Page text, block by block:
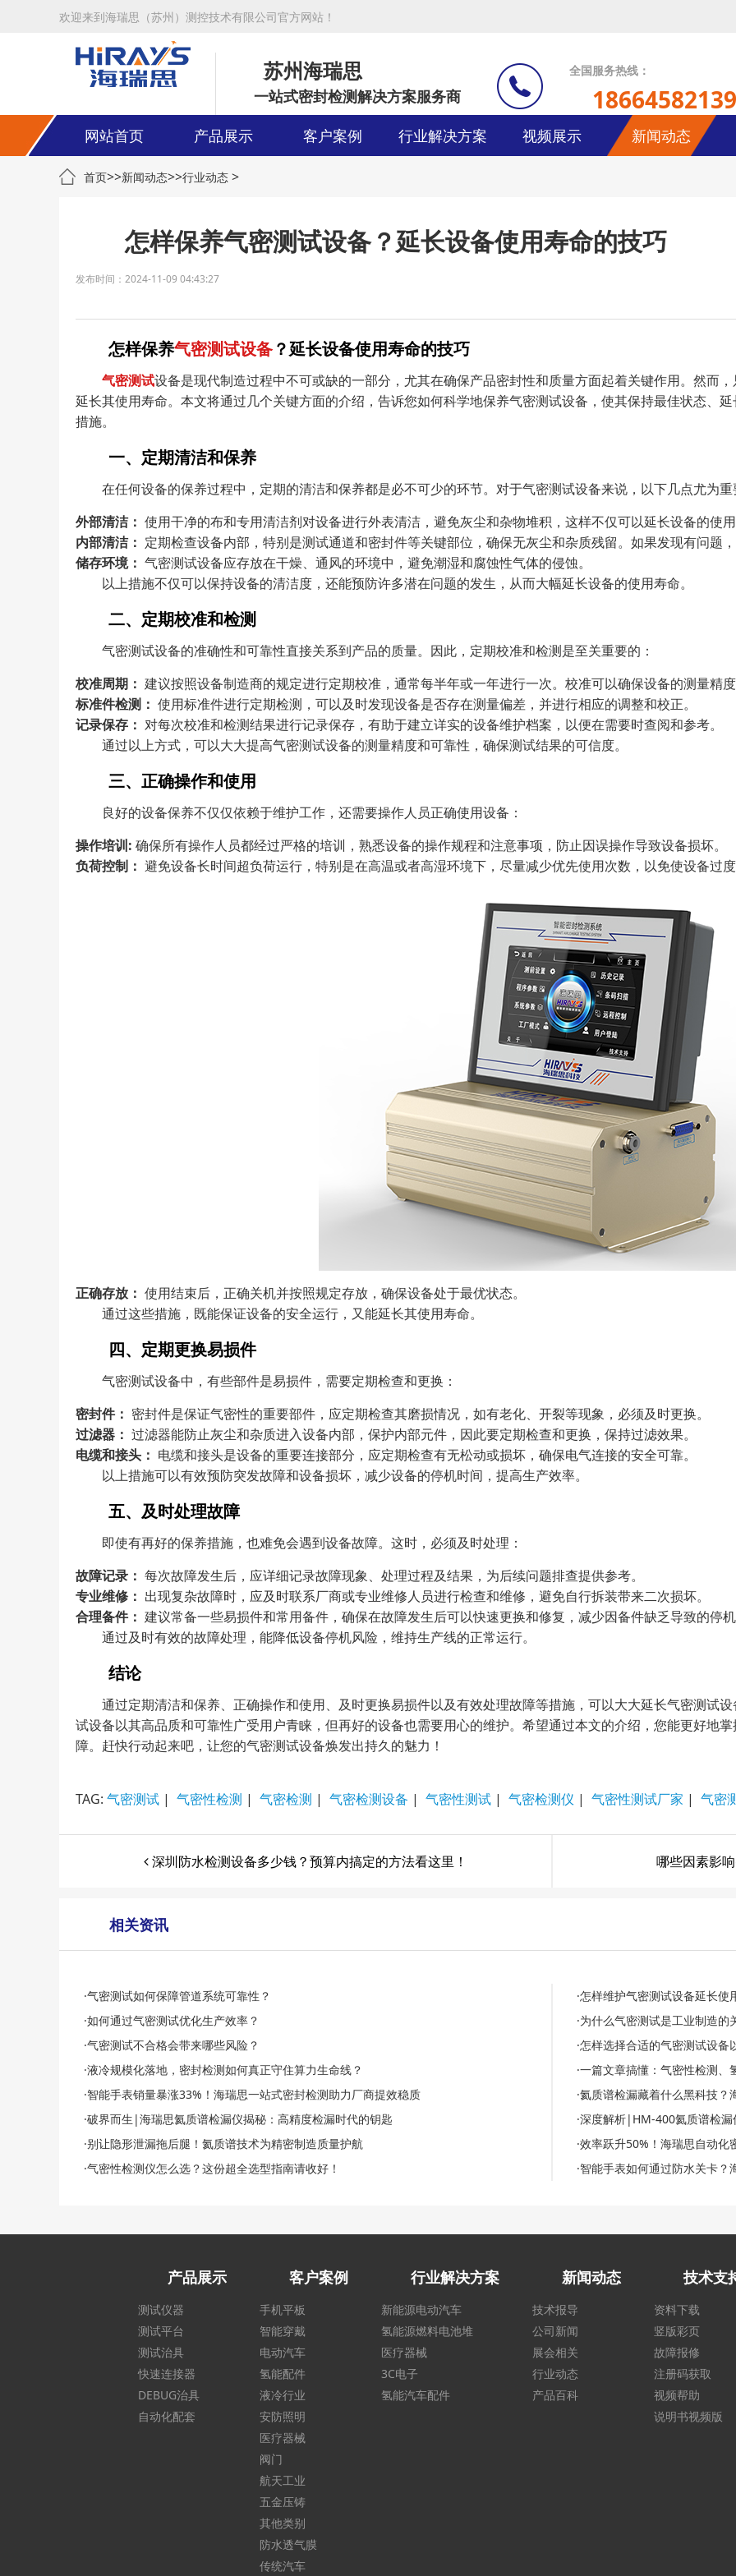
欢迎来到海瑞思（苏州）测控技术有限公司官方网站！
苏州海瑞思
一站式密封检测解决方案服务商
全国服务热线：
18664582139
网站首页 产品展示 客户案例 行业解决方案 视频展示 新闻动态
首页>>新闻动态>>行业动态 >
怎样保养气密测试设备？延长设备使用寿命的技巧
发布时间：2024-11-09 04:43:27
怎样保养气密测试设备？延长设备使用寿命的技巧
气密测试设备是现代制造过程中不可或缺的一部分，尤其在确保产品密封性和质量方面起着关键作用。然而
延长其使用寿命。本文将通过几个关键方面的介绍，告诉您如何科学地保养气密测试设备，使其保持最佳状态、
措施。
一、定期清洁和保养
在任何设备的保养过程中，定期的清洁和保养都是必不可少的环节。对于气密测试设备来说，以下几点尤为
外部清洁： 使用干净的布和专用清洁剂对设备进行外表清洁，避免灰尘和杂物堆积，这样不仅可以延长设备的使
内部清洁： 定期检查设备内部，特别是测试通道和密封件等关键部位，确保无灰尘和杂质残留。如果发现有问题
储存环境： 气密测试设备应存放在干燥、通风的环境中，避免潮湿和腐蚀性气体的侵蚀。
以上措施不仅可以保持设备的清洁度，还能预防许多潜在问题的发生，从而大幅延长设备的使用寿命。
二、定期校准和检测
气密测试设备的准确性和可靠性直接关系到产品的质量。因此，定期校准和检测是至关重要的：
校准周期： 建议按照设备制造商的规定进行定期校准，通常每半年或一年进行一次。校准可以确保设备的测量精
标准件检测： 使用标准件进行定期检测，可以及时发现设备是否存在测量偏差，并进行相应的调整和校正。
记录保存： 对每次校准和检测结果进行记录保存，有助于建立详实的设备维护档案，以便在需要时查阅和参考。
通过以上方式，可以大大提高气密测试设备的测量精度和可靠性，确保测试结果的可信度。
三、正确操作和使用
良好的设备保养不仅仅依赖于维护工作，还需要操作人员正确使用设备：
操作培训: 确保所有操作人员都经过严格的培训，熟悉设备的操作规程和注意事项，防止因误操作导致设备损坏。
负荷控制： 避免设备长时间超负荷运行，特别是在高温或者高湿环境下，尽量减少优先使用次数，以免使设备过
正确存放： 使用结束后，正确关机并按照规定存放，确保设备处于最优状态。
通过这些措施，既能保证设备的安全运行，又能延长其使用寿命。
四、定期更换易损件
气密测试设备中，有些部件是易损件，需要定期检查和更换：
密封件： 密封件是保证气密性的重要部件，应定期检查其磨损情况，如有老化、开裂等现象，必须及时更换。
过滤器： 过滤器能防止灰尘和杂质进入设备内部，保护内部元件，因此要定期检查和更换，保持过滤效果。
电缆和接头： 电缆和接头是设备的重要连接部分，应定期检查有无松动或损坏，确保电气连接的安全可靠。
以上措施可以有效预防突发故障和设备损坏，减少设备的停机时间，提高生产效率。
五、及时处理故障
即使有再好的保养措施，也难免会遇到设备故障。这时，必须及时处理：
故障记录： 每次故障发生后，应详细记录故障现象、处理过程及结果，为后续问题排查提供参考。
专业维修： 出现复杂故障时，应及时联系厂商或专业维修人员进行检查和维修，避免自行拆装带来二次损坏。
合理备件： 建议常备一些易损件和常用备件，确保在故障发生后可以快速更换和修复，减少因备件缺乏导致的停
通过及时有效的故障处理，能降低设备停机风险，维持生产线的正常运行。
结论
通过定期清洁和保养、正确操作和使用、及时更换易损件以及有效处理故障等措施，可以大大延长气密测试
试设备以其高品质和可靠性广受用户青睐，但再好的设备也需要用心的维护。希望通过本文的介绍，您能更好地
障。赶快行动起来吧，让您的气密测试设备焕发出持久的魅力！
TAG: 气密测试 | 气密性检测 | 气密检测 | 气密检测设备 | 气密性测试 | 气密检测仪 | 气密性测试厂家 | 气密
深圳防水检测设备多少钱？预算内搞定的方法看这里！ 哪些因素影
相关资讯
·气密测试如何保障管道系统可靠性？
·怎样维护气密测试设备延长使
·如何通过气密测试优化生产效率？
·为什么气密测试是工业制造的
·气密测试不合格会带来哪些风险？
·怎样选择合适的气密测试设备
·液冷规模化落地，密封检测如何真正守住算力生命线？
·一篇文章搞懂：气密性检测
·智能手表销量暴涨33%！海瑞思一站式密封检测助力厂商提效稳质
·氦质谱检漏藏着什么黑科技
·破界而生|海瑞思氦质谱检漏仪揭秘：高精度检漏时代的钥匙
·深度解析|HM-400氦质谱检
·别让隐形泄漏拖后腿！氦质谱技术为精密制造质量护航
·效率跃升50%！海瑞思自动
·气密性检测仪怎么选？这份超全选型指南请收好！
·智能手表如何通过防水关卡
产品展示
测试仪器
测试平台
测试治具
快速连接器
DEBUG治具
自动化配套
客户案例
手机平板
智能穿戴
电动汽车
氢能配件
液冷行业
安防照明
医疗器械
阀门
航天工业
五金压铸
其他类别
防水透气膜
传统汽车
行业解决方案
新能源电动汽车
氢能源燃料电池堆
医疗器械
3C电子
氢能汽车配件
新闻动态
技术报导
公司新闻
展会相关
行业动态
产品百科
技术支
资料下载
竖版彩页
故障报修
注册码获取
视频帮助
说明书视频版